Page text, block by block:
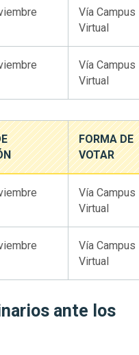
Vía Campus
Virtual
Vía Campus
Virtual
FORMA DE
VOTAR
Vía Campus
Virtual
Vía Campus
Virtual
ante los